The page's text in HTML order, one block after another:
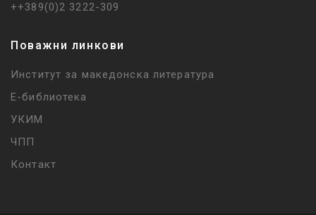
++389(0)2 3222-309
Поважни линкови
Институт за македонска литература
Е-библиотека
УКИМ
ЧПП
Контакт